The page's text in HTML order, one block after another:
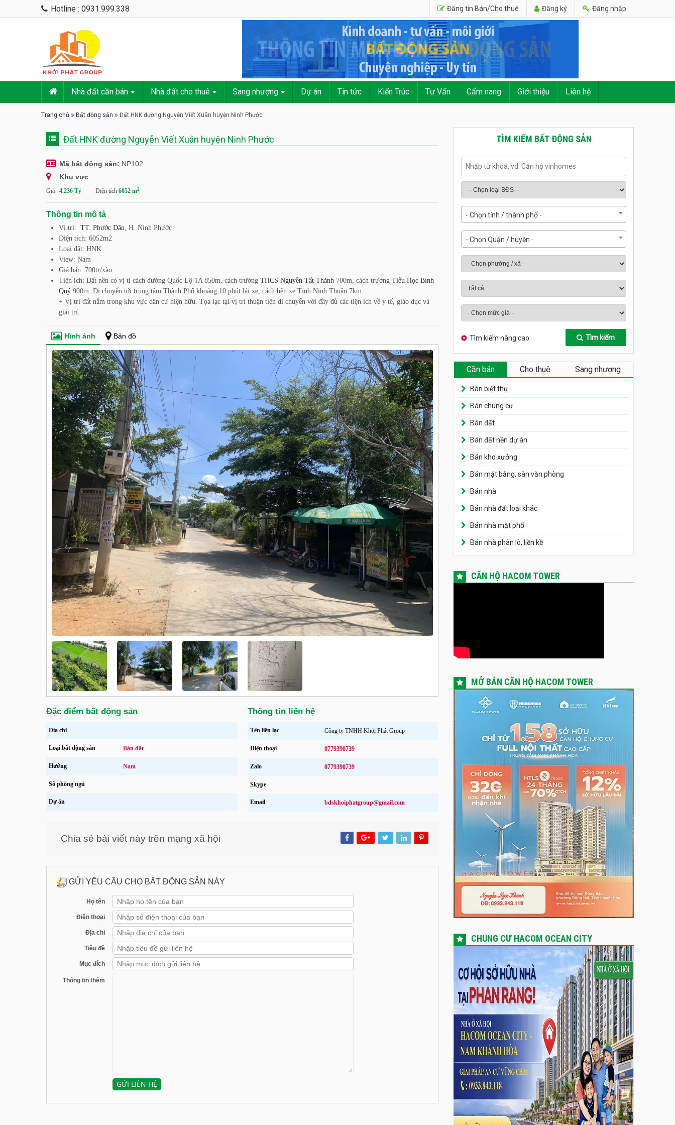
Hotline : 0931.999.338 Đăng tin Bán/Cho thuê Đăng ký Đăng nhập
Nhà đất cần bán Nhà đất cho thuê Sang nhượng Dự án Tin tức Kiến Trúc Tư Vấn Cẩm nang Giới thiệu Liên hệ
Trang chủ Bất động sản Đất HNK đường Nguyễn Viết Xuân huyện Ninh Phước
Đất HNK đường Nguyễn Viết Xuân huyện Ninh Phước
Mã bất động sản: NP102
Khu vực
Giá : 4.236 Tỷ Diện tích 6052 m2
Thông tin mô tả
Vị trí: TT. Phước Dân, H. Ninh Phước
Diện tích: 6052m2
Loại đất: HNK
View: Nam
Giá bán: 700tr/xào
Tiện ích: Đất nền có vị tí cách đường Quốc Lộ 1A 850m, cách trường THCS Nguyễn Tất Thành 700m, cách trường Tiểu Học Bình
Quý 900m. Di chuyển tới trung tâm Thành Phố khoảng 10 phút lái xe, cách bến xe Tỉnh Ninh Thuận 7km.
+ Vị trí đất nằm trong khu vực dân cư hiện hữu. Tọa lạc tại vị trí thuận tiện di chuyển với đầy đủ các tiện ích về y tế, giáo dục và
giải trí.
Hình ảnh Bản đồ
Đặc điểm bất động sản
Địa chỉ
Loại bất động sản Bán đất
Hướng Nam
Số phòng ngủ
Dự án
Thông tin liên hệ
Tên liên lạc Công ty TNHH Khởi Phát Group
Điện thoại 0779390739
Zalo 0779390739
Skype
Email bdskhoiphatgroup@gmail.com
Chia sẻ bài viết này trên mạng xã hội
GỬI YÊU CẦU CHO BẤT ĐỘNG SẢN NÀY
Họ tên
Điện thoại
Địa chỉ
Tiêu đề
Mục đích
Thông tin thêm
TÌM KIẾM BẤT ĐỘNG SẢN
- Chọn tỉnh / thành phố -
- Chọn Quận / huyện -
Tìm kiếm nâng cao Tìm kiếm
Cần bán Cho thuê Sang nhượng
Bán biệt thự
Bán chung cư
Bán đất
Bán đất nền dự án
Bán kho xưởng
Bán mặt bằng, sàn văn phòng
Bán nhà
Bán nhà đất loại khác
Bán nhà mặt phố
Bán nhà phân lô, liền kề
CĂN HỘ HACOM TOWER
MỞ BÁN CĂN HỘ HACOM TOWER
CHUNG CƯ HACOM OCEAN CITY